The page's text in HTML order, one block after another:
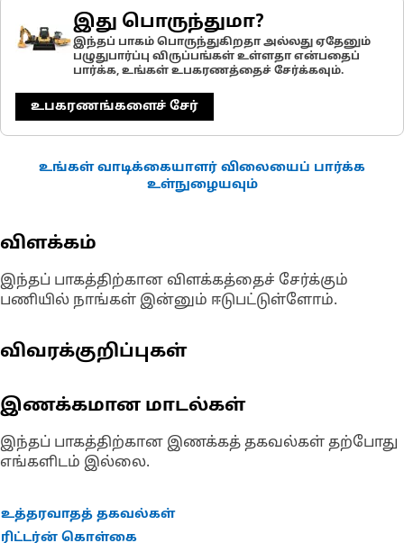
இது பொருந்துமா?
இந்தப் பாகம் பொருந்துகிறதா அல்லது ஏதேனும்
பழுதுபார்ப்பு விருப்பங்கள் உள்ளதா என்பதைப்
பார்க்க, உங்கள் உபகரணத்தைச் சேர்க்கவும்.
உபகரணங்களைச் சேர்
உங்கள் வாடிக்கையாளர் விலையைப் பார்க்க
உள்நுழையவும்
விளக்கம்
இந்தப் பாகத்திற்கான விளக்கத்தைச் சேர்க்கும்
பணியில் நாங்கள் இன்னும் ஈடுபட்டுள்ளோம்.
விவரக்குறிப்புகள்
இணக்கமான மாடல்கள்
இந்தப் பாகத்திற்கான இணக்கத் தகவல்கள் தற்போது
எங்களிடம் இல்லை.
உத்தரவாதத் தகவல்கள்
ரிட்டர்ன் கொள்கை